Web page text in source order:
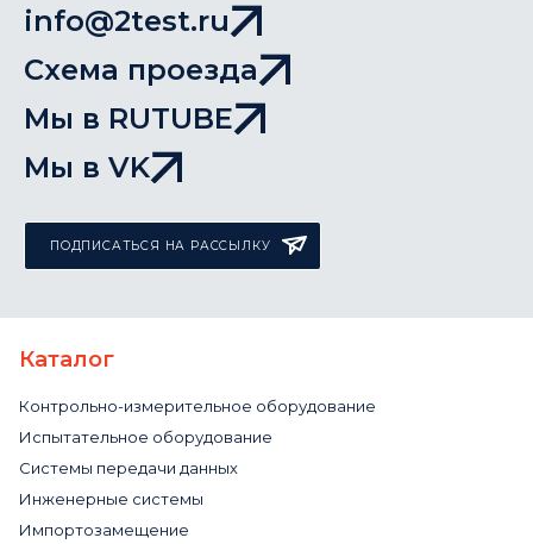
info@2test.ru
Схема проезда
Мы в RUTUBE
Мы в VK
ПОДПИСАТЬСЯ НА РАССЫЛКУ
Каталог
Контрольно-измерительное оборудование
Испытательное оборудование
Системы передачи данных
Инженерные системы
Импортозамещение